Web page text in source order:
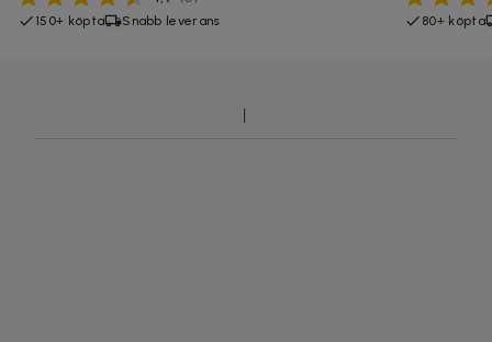
150+ köpta Snabb leverans 80+ köpta